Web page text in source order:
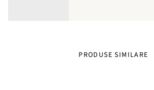
PRODUSE SIMILARE